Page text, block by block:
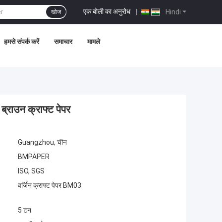
Hindi
एक बोली का अनुरोध |
खोज
हमसे संपर्क करें समाचार मामले
क्राफ्ट पेपर
Guangzhou, चीन
BMPAPER
ISO, SGS
वर्जिन क्राफ्ट पेपर BM03
5 टन